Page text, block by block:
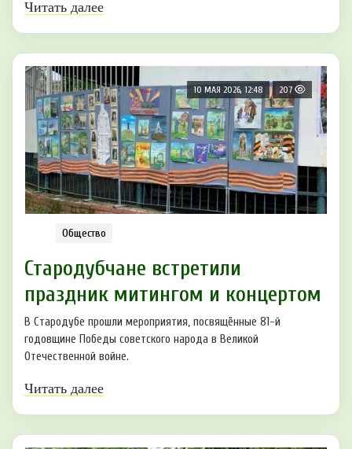
Читать далее
10 МАЯ 2026, 12:48 207
Общество
Стародубчане встретили
праздник митингом и концертом
В Стародубе прошли мероприятия, посвящённые 81-й
годовщине Победы советского народа в Великой
Отечественной войне.
Читать далее